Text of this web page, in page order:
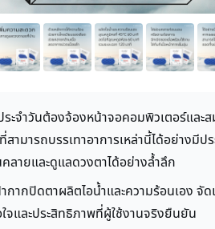
ระจำวันต้องจ้องหน้าจอคอมพิวเตอร์แล
สามารถบรรเทาอาการเหล่านี้ได้อย่าง
ายและดูแลดวงตาได้อย่างล้ำลึก
ากปิดตาผลิตไอน้ำและความร้อนเอง
จและประสิทธิภาพที่ผู้ใช้งานจริงยืนยัน